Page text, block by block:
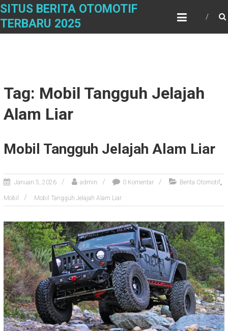
Skip
content
SITUS BERITA OTOMOTIF
TERBARU 2025
Tag: Mobil Tangguh Jelajah
Alam Liar
Mobil Tangguh Jelajah Alam Liar
Januari 5, 2026 admin 0 Komentar Berita Otomotif,
Mobil Mobil Tangguh Jelajah Alam Liar